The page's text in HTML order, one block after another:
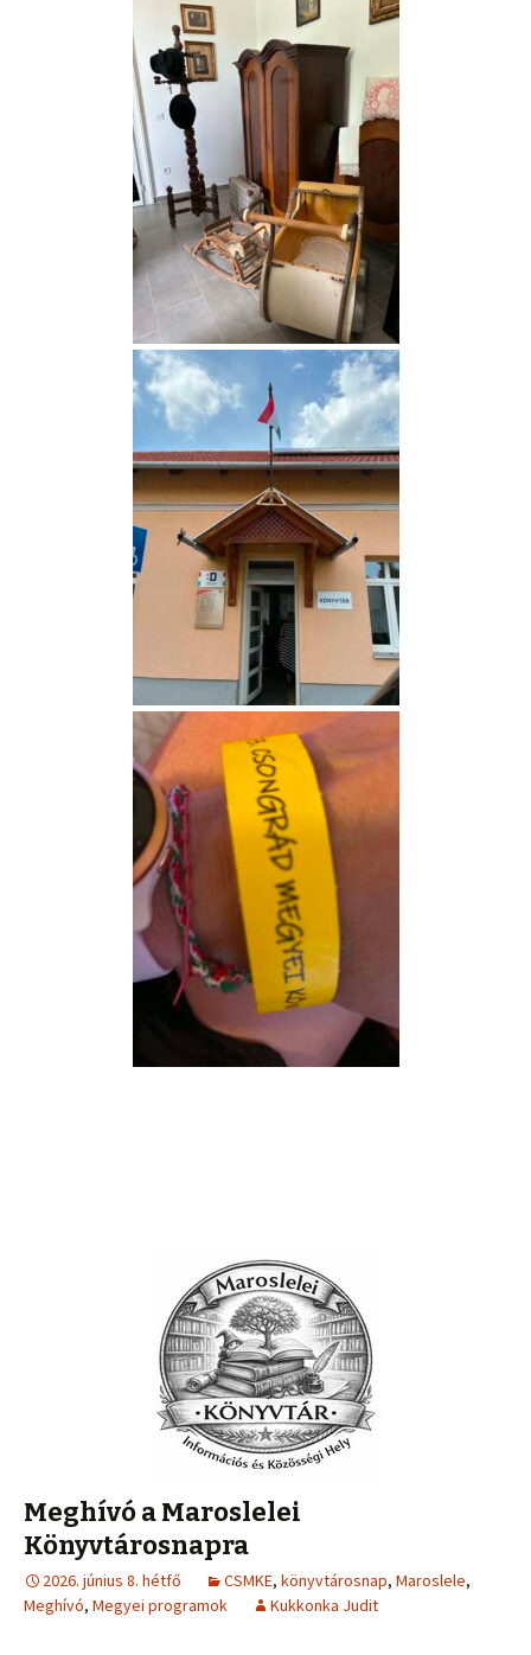
Meghívó a Maroslelei
Könyvtárosnapra
2026. június 8. hétfő CSMKE, könyvtárosnap, Maroslele,
Meghívó, Megyei programok Kukkonka Judit